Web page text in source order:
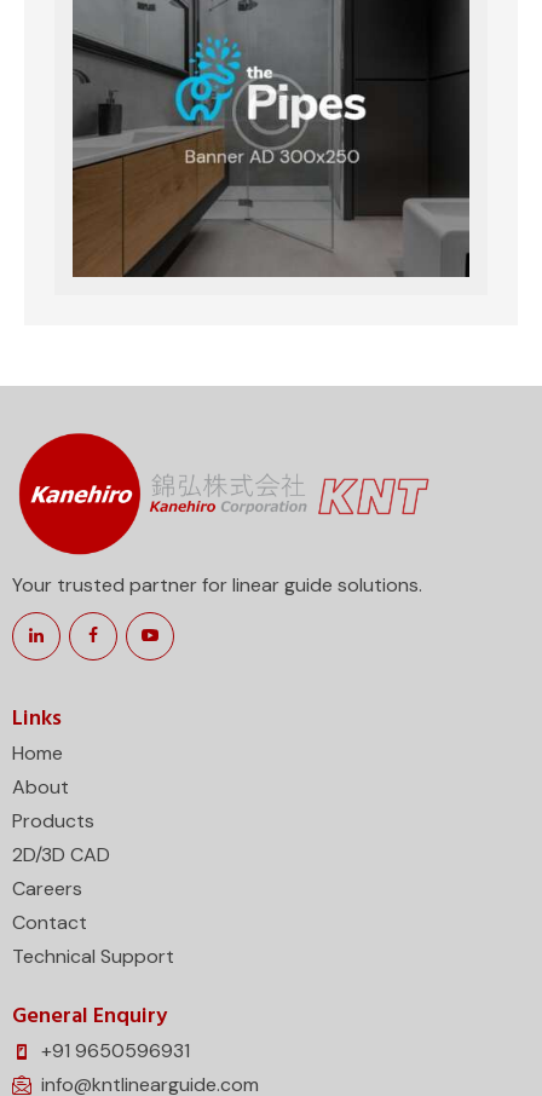
Your trusted partner for linear guide solutions.
Links
Home
About
Products
2D/3D CAD
Careers
Contact
Technical Support
General Enquiry
+91 9650596931
info@kntlinearguide.com